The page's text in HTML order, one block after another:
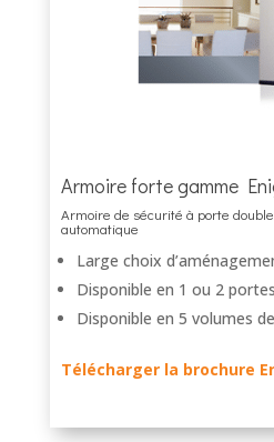
Armoire forte gamme
Armoire de sécurité à porte
automatique
Large choix
Disponible en 1 ou 2 portes
Disponible en 5 volumes
Télécharger la brochure